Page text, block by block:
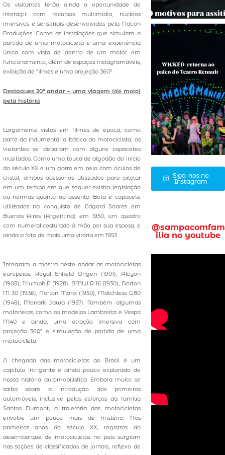
Os visitantes terão ainda a oportunidade de
interagir com recursos multimídia, núcleos
imersivos e sensoriais desenvolvidos pela Nation
Produções. Como as instalações que simulam a
partida de uma motocicleta e uma experiência
única com vista de dentro de um motor em
funcionamento, além de espaços instagramáveis,
exibição de filmes e uma projeção 360º.
Destaques 20º andar – uma viagem (de moto)
pela história
Largamente vistos em filmes de época, como
parte da indumentária básica do motociclista, os
visitantes se deparam com alguns capacetes
inusitados. Como uma touca de algodão do início
do século XX e um gorro em pelo com óculos de
cristal, ambos acessórios utilizados para pilotar
em um tempo em que sequer existia legislação
ou normas quanto ao assunto. Bota e capacete
utilizados na conquista de Edgard Soares em
Buenos Aires (Argentina) em 1950, um quadro
com numeral costurado à mão por sua esposa, e
ainda a foto de mais uma vitória em 1953.
Integram a mostra neste andar as motocicletas
europeias: Royal Enfield Origen (1901), Alcyon
(1908), Triumph P (1928), BMW R 16 (1930), Norton
M 30 (1936), Norton Manx (1950), Matchless G80
(1948), Monark Jawa (1957). Também algumas
motonetas, como os modelos Lambretta e Vespa
M40 e ainda, uma atração imersiva com
projeção 360º e simulação de partida de uma
motocicleta.
A chegada das motocicletas ao Brasil é um
capítulo intrigante e ainda pouco explorado de
nossa história automobilística. Embora muito se
saiba sobre a introdução dos primeiros
automóveis, inclusive pelos esforços da família
Santos Dumont, a trajetória das motocicletas
envolve um pouco mais de mistério. Nos
primeiros anos do século XX, registros do
desembarque de motocicletas no país surgiam
nas seções de classificados de jornais, reflexo de
Siga-nos no
Instagram
@sampacomfam
ilia no youtube